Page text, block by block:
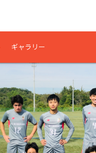
ギャラリー